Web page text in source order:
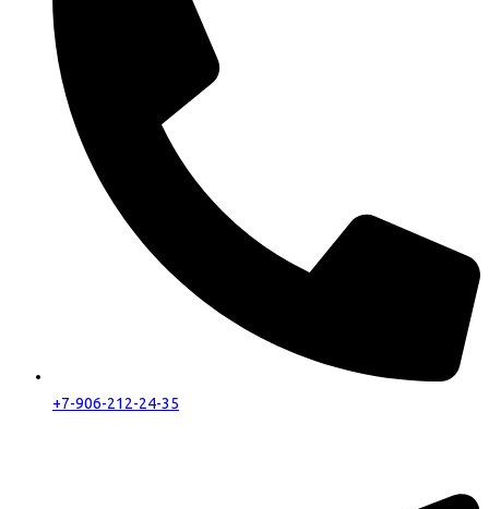
+7-906-212-24-35